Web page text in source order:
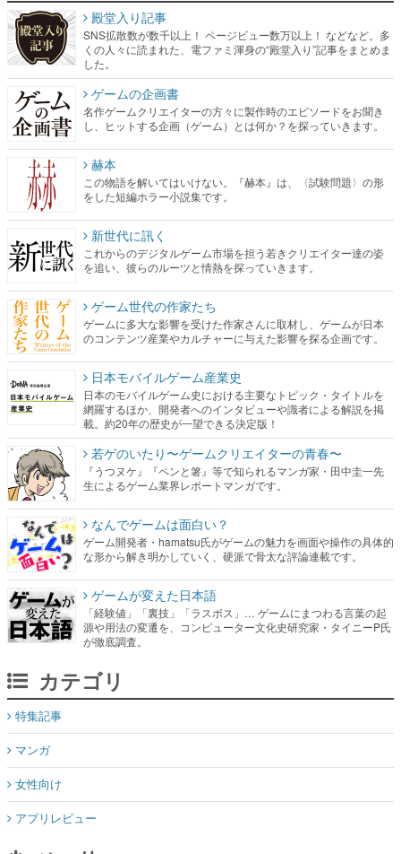
殿堂入り記事
SNS拡散数が数千以上！ ページビュー数万以上！ などなど。多
くの人々に読まれた、電ファミ渾身の“殿堂入り”記事をまとめま
した。
ゲームの企画書
名作ゲームクリエイターの方々に製作時のエピソードをお聞き
し、ヒットする企画（ゲーム）とは何か？を探っていきます。
赫本
この物語を解いてはいけない。『赫本』は、〈試験問題〉の形
をした短編ホラー小説集です。
新世代に訊く
これからのデジタルゲーム市場を担う若きクリエイター達の姿
を追い、彼らのルーツと情熱を探っていきます。
ゲーム世代の作家たち
ゲームに多大な影響を受けた作家さんに取材し、ゲームが日本
のコンテンツ産業やカルチャーに与えた影響を探る企画です。
日本モバイルゲーム産業史
日本のモバイルゲーム史における主要なトピック・タイトルを
網羅するほか、開発者へのインタビューや識者による解説を掲
載。約20年の歴史が一望できる決定版！
若ゲのいたり〜ゲームクリエイターの青春〜
『うつヌケ』『ペンと箸』等で知られるマンガ家・田中圭一先
生によるゲーム業界レポートマンガです。
なんでゲームは面白い？
ゲーム開発者・hamatsu氏がゲームの魅力を画面や操作の具体的
な形から解き明かしていく、硬派で骨太な評論連載です。
ゲームが変えた日本語
「経験値」「裏技」「ラスボス」… ゲームにまつわる言葉の起
源や用法の変遷を、コンピューター文化史研究家・タイニーP氏
が徹底調査。
カテゴリ
特集記事
マンガ
女性向け
アプリレビュー